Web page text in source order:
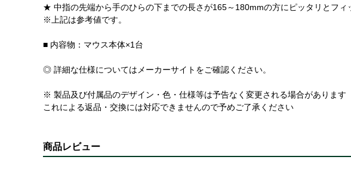
★ 中指の先端から手のひらの下までの長さが165～180mmの方にピッタリとフィ
※上記は参考値です。
■ 内容物：マウス本体×1台
◎ 詳細な仕様についてはメーカーサイトをご確認ください。
※ 製品及び付属品のデザイン・色・仕様等は予告なく変更される場合があります
これによる返品・交換には対応できませんので予めご了承ください
商品レビュー